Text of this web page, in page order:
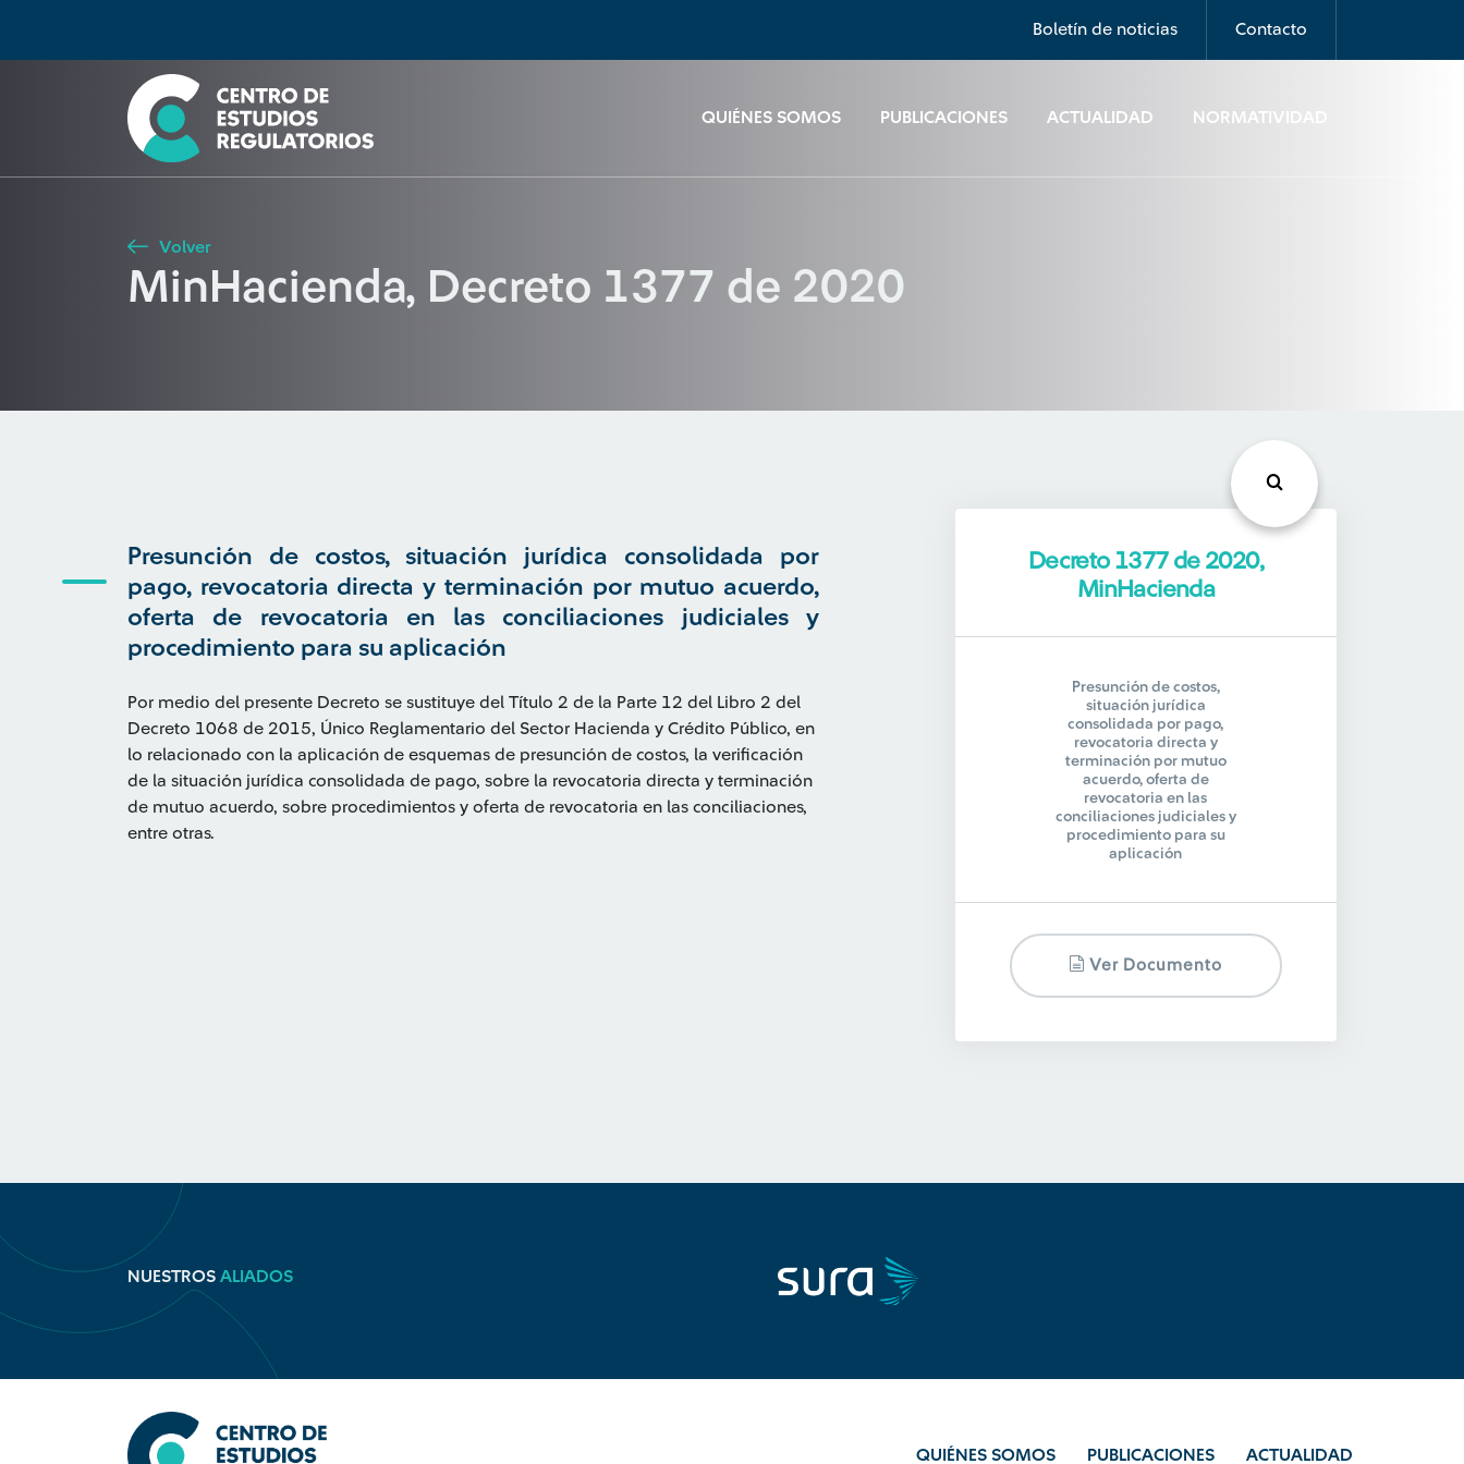
Boletín de noticias Contacto
QUIÉNES SOMOS PUBLICACIONES ACTUALIDAD NORMATIVIDAD
Seleccione país
Buscar
Volver
MinHacienda, Decreto 1377 de 2020
Presunción de costos, situación jurídica consolidada por
pago, revocatoria directa y terminación por mutuo acuerdo,
oferta de revocatoria en las conciliaciones judiciales y
procedimiento para su aplicación
Por medio del presente Decreto se sustituye del Título 2 de la Parte 12 del Libro 2 del
Decreto 1068 de 2015, Único Reglamentario del Sector Hacienda y Crédito Público, en
lo relacionado con la aplicación de esquemas de presunción de costos, la verificación
de la situación jurídica consolidada de pago, sobre la revocatoria directa y terminación
de mutuo acuerdo, sobre procedimientos y oferta de revocatoria en las conciliaciones,
entre otras.
Decreto 1377 de 2020,
MinHacienda
Presunción de costos,
situación jurídica
consolidada por pago,
revocatoria directa y
terminación por mutuo
acuerdo, oferta de
revocatoria en las
conciliaciones judiciales y
procedimiento para su
aplicación
Ver Documento
NUESTROS ALIADOS
QUIÉNES SOMOS PUBLICACIONES ACTUALIDAD